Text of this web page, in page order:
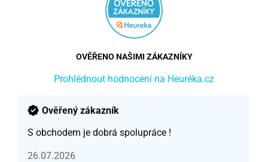
OVĚŘENO NAŠIMI ZÁKAZNÍKY
Prohlédnout hodnocení na Heuréka.cz
Ověřený zákazník
S obchodem je dobrá spolupráce !
26.07.2026